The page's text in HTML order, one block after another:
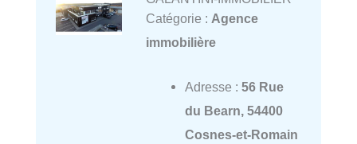
Catégorie : Agence
immobilière
Adresse : 56 Rue
du Bearn, 54400
Cosnes-et-Romain